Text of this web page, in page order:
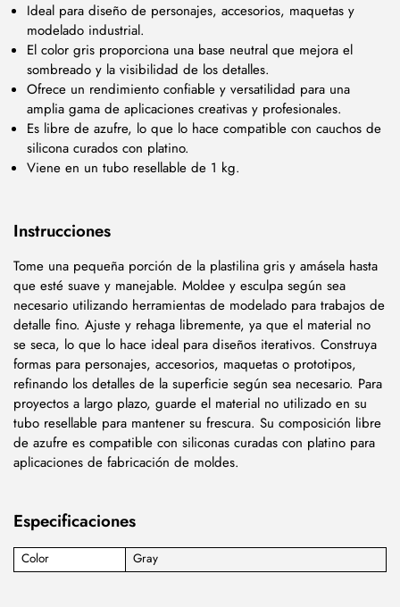
Ideal para diseño de personajes, accesorios, maquetas y
modelado industrial.
El color gris proporciona una base neutral que mejora el
sombreado y la visibilidad de los detalles.
Ofrece un rendimiento confiable y versatilidad para una
amplia gama de aplicaciones creativas y profesionales.
Es libre de azufre, lo que lo hace compatible con cauchos de
silicona curados con platino.
Viene en un tubo resellable de 1 kg.
Instrucciones
Tome una pequeña porción de la plastilina gris y amásela hasta
que esté suave y manejable. Moldee y esculpa según sea
necesario utilizando herramientas de modelado para trabajos de
detalle fino. Ajuste y rehaga libremente, ya que el material no
se seca, lo que lo hace ideal para diseños iterativos. Construya
formas para personajes, accesorios, maquetas o prototipos,
refinando los detalles de la superficie según sea necesario. Para
proyectos a largo plazo, guarde el material no utilizado en su
tubo resellable para mantener su frescura. Su composición libre
de azufre es compatible con siliconas curadas con platino para
aplicaciones de fabricación de moldes.
Especificaciones
Color Gray